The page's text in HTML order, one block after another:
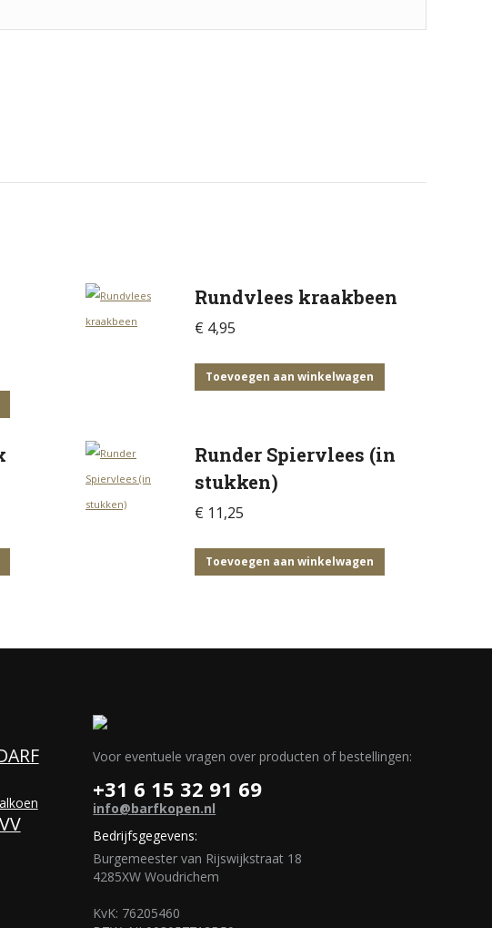
Rundvlees kraakbeen
€ 4,95
Toevoegen aan winkelwagen
Runder Spiervlees (in
stukken)
€ 11,25
Toevoegen aan winkelwagen
Voor eventuele vragen over producten of bestellingen:
+31 6 15 32 91 69
info@barfkopen.nl
Bedrijfsgegevens:
Burgemeester van Rijswijkstraat 18
4285XW Woudrichem
KvK: 76205460